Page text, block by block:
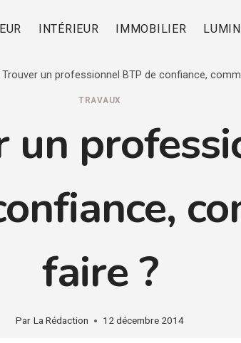
INTÉRIEUR IMMOBILIER
Trouver un professionnel BTP de confiance,
TRAVAUX
un
faire ?
Par La Rédaction 12 décembre 2014